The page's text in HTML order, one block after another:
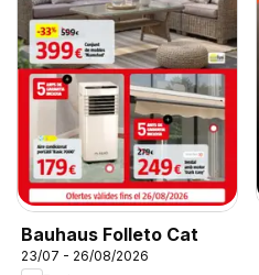
Bauhaus Folleto Cat
23/07 - 26/08/2026